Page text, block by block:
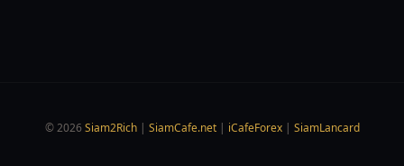
© 2026 Siam2Rich| SiamCafe.net| iCafeForex| SiamLancard